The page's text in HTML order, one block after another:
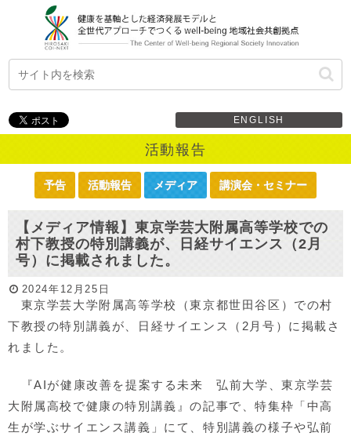
ENGLISH
活動報告
予告 活動報告 メディア 講演会・セミナー
【メディア情報】東京学芸大附属高等学校での
村下教授の特別講義が、日経サイエンス（2月
号）に掲載されました。
2024年12月25日
東京学芸大学附属高等学校（東京都世田谷区）での村
下教授の特別講義が、日経サイエンス（2月号）に掲載さ
れました。
『AIが健康改善を提案する未来 弘前大学、東京学芸
大附属高校で健康の特別講義』の記事で、特集枠「中高
生が学ぶサイエンス講義」にて、特別講義の様子や弘前